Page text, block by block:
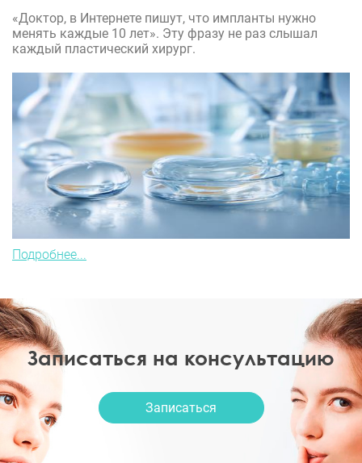
«Доктор, в Интернете пишут, что импланты нужно
менять каждые 10 лет». Эту фразу не раз слышал
каждый пластический хирург.
Подробнее...
Записаться на консультацию
Записаться